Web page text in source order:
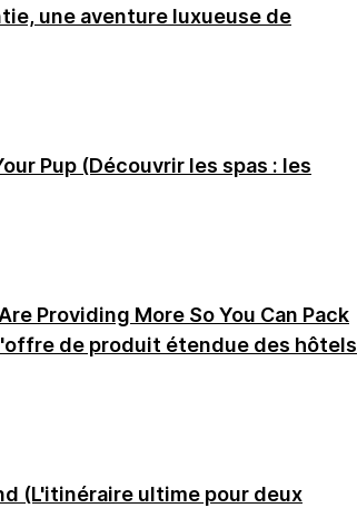
une aventure luxueuse de
Pup (Découvrir les spas : les
Providing More So You Can Pack
de produit étendue des hôtels
(L'itinéraire ultime pour deux